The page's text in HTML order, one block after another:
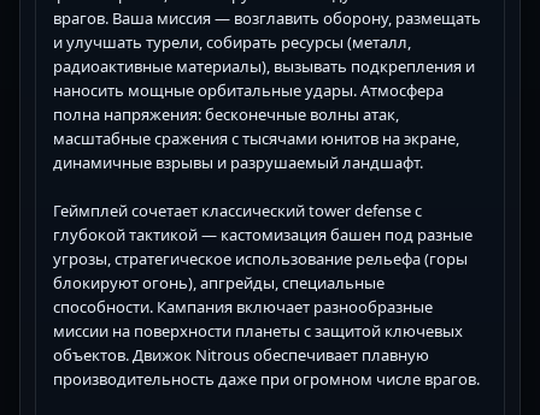
врагов. Ваша миссия — возглавить оборону, размещать
и улучшать турели, собирать ресурсы (металл,
радиоактивные материалы), вызывать подкрепления и
наносить мощные орбитальные удары. Атмосфера
полна напряжения: бесконечные волны атак,
масштабные сражения с тысячами юнитов на экране,
динамичные взрывы и разрушаемый ландшафт.
Геймплей сочетает классический tower defense с
глубокой тактикой — кастомизация башен под разные
угрозы, стратегическое использование рельефа (горы
блокируют огонь), апгрейды, специальные
способности. Кампания включает разнообразные
миссии на поверхности планеты с защитой ключевых
объектов. Движок Nitrous обеспечивает плавную
производительность даже при огромном числе врагов.